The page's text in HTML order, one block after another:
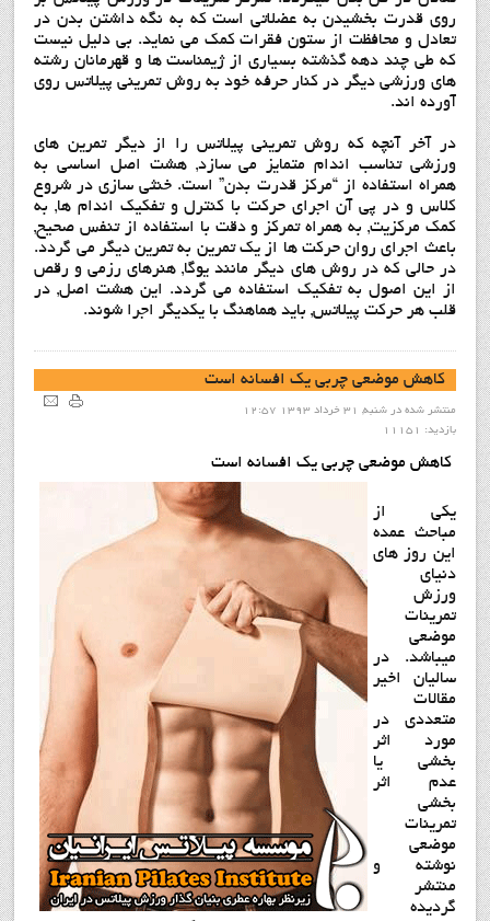
روی قدرت بخشیدن به عضلاتی است که به نگه داشتن بدن در
تعادل و محافظت از ستون فقرات کمک می نماید. بی دلیل نیست
که طی چند دهه گذشته بسیاری از ژیمناست ها و قهرمانان رشته
های ورزشی دیگر در کنار حرفه خود به روش تمرینی پیلاتس روی
آورده اند.
در آخر آنچه که روش تمرینی پیلاتس را از دیگر تمرین های
ورزشی تناسب اندام متمایز می سازد, هشت اصل اساسی به
همراه استفاده از “مرکز قدرت بدن” است. خنثی سازی در شروع
کلاس و در پی آن اجرای حرکت با کنترل و تفکیک اندام ها, به
کمک مرکزیت, به همراه تمرکز و دقت با استفاده از تنفس صحیح,
باعث اجرای روان حرکت ها از یک تمرین به تمرین دیگر می گردد.
در حالی که در روش های دیگر مانند یوگا, هنرهای رزمی و رقص
از این اصول به تفکیک استفاده می گردد. این هشت اصل, در
قلب هر حرکت پیلاتس, باید هماهنگ با یکدیگر اجرا شوند.
کاهش موضعی چربی یک افسانه است
منتشر شده در شنبه, 31 خرداد 1393 12:57
بازدید: 11151
کاهش موضعی چربی یک افسانه است
یکی از
مباحث عمده
این روز های
دنیای
ورزش
تمرینات
موضعی
میباشد. در
سالیان اخیر
مقالات
متعددی در
مورد اثر
بخشی یا
عدم اثر
بخشی
تمرینات
موضعی
نوشته و
منتشر
گردیده